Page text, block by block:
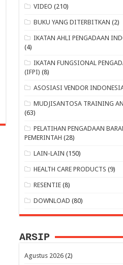
VIDEO (210)
BUKU YANG DITERBITKAN (2)
IKATAN AHLI PENGADAAN
(4)
IKATAN FUNGSIONAL
(IFPI) (8)
ASOSIASI VENDOR
MUDJISANTOSA TRAINING
(63)
PELATIHAN PENGADAAN
PEMERINTAH (28)
LAIN-LAIN (150)
HEALTH CARE PRODUCTS (9)
RESENTIE (8)
DOWNLOAD (80)
ARSIP
Agustus 2026(2)